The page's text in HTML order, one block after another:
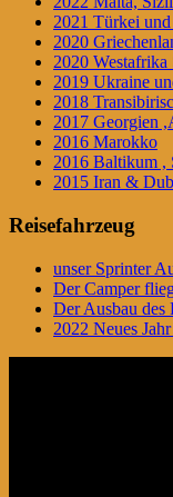
2021 Türkei
2020
2020
2019 Ukraine
2018
2017 Georgien
2016 Marokko
2016 Baltikum ,
2015 Iran &
Reisefahrzeug
unser Sprinter
Der Camper
Der Ausbau des
2022 Neues